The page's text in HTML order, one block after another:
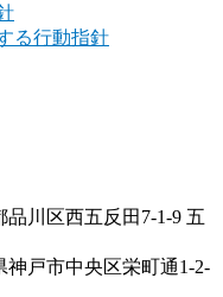
る行動指針
川区西五反田7-1-9 五
戸市中央区栄町通1-2-